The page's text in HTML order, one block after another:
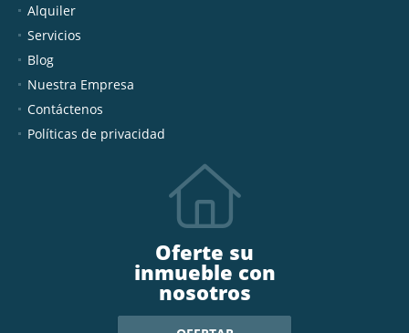
Alquiler
Servicios
Blog
Nuestra Empresa
Contáctenos
Políticas de privacidad
Oferte su
inmueble con
nosotros